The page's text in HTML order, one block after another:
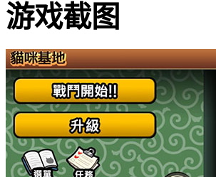
游戏截图